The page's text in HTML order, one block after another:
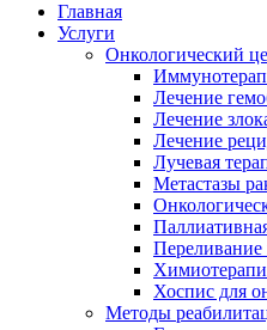
Главная
Услуги
Онкологический
Лечение
Лечение
Лечение
Лучевая
Метастазы
Переливание
Хоспис для
Методы